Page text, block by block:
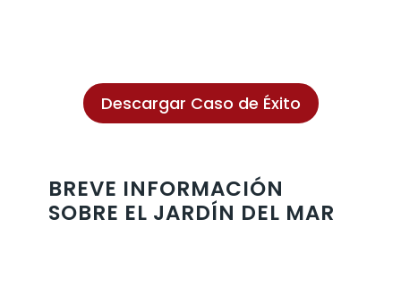
Descargar Caso de Éxito
BREVE INFORMACIÓN
SOBRE EL JARDÍN DEL MAR